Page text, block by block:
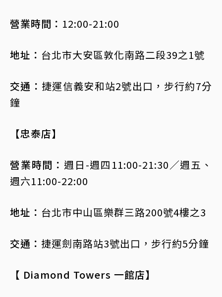
營業時間： 12:00-21:00
地址： 台北市大安區敦化南路二段39之1號
交通： 捷運信義安和站2號出口，步行約7分
鐘
【忠泰店】
營業時間： 週日-週四11:00-21:30／週五、
週六11:00-22:00
地址： 台北市中山區樂群三路200號4樓之3
交通： 捷運劍南路站3號出口，步行約5分鐘
【 Diamond Towers 一館店】